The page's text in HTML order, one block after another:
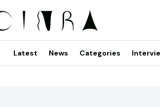
Latest News Categories